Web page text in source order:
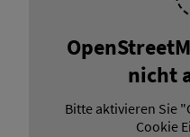
nicht
Bitte aktivieren Sie
Cookie